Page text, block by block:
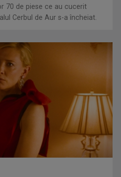
temporar greva generală din
70 de piese ce au cucerit
Cerbul de Aur s-a încheiat.